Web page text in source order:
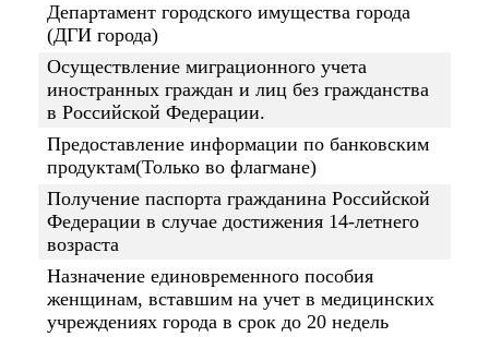
Департамент городского имущества города
(ДГИ города)
Осуществление миграционного учета
иностранных граждан и лиц без гражданства
в Российской Федерации.
Предоставление информации по банковским
продуктам(Только во флагмане)
Получение паспорта гражданина Российской
Федерации в случае достижения 14-летнего
возраста
Назначение единовременного пособия
женщинам, вставшим на учет в медицинских
учреждениях города в срок до 20 недель